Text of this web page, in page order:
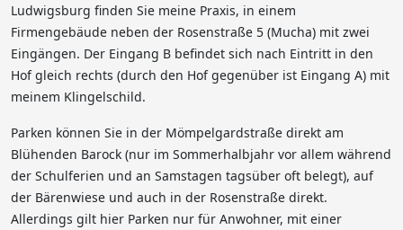
Ludwigsburg finden Sie meine Praxis, in einem
Firmengebäude neben der Rosenstraße 5 (Mucha) mit zwei
Eingängen. Der Eingang B befindet sich nach Eintritt in den
Hof gleich rechts (durch den Hof gegenüber ist Eingang A) mit
meinem Klingelschild.
Parken können Sie in der Mömpelgardstraße direkt am
Blühenden Barock (nur im Sommerhalbjahr vor allem während
der Schulferien und an Samstagen tagsüber oft belegt), auf
der Bärenwiese und auch in der Rosenstraße direkt.
Allerdings gilt hier Parken nur für Anwohner, mit einer